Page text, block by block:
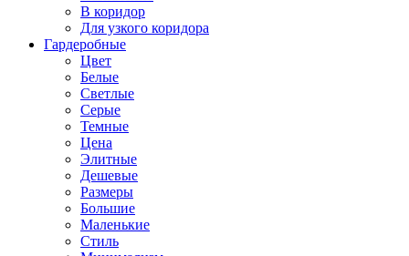
В коридор
Для узкого коридора
Гардеробные
Цвет
Белые
Светлые
Серые
Темные
Цена
Элитные
Дешевые
Размеры
Большие
Маленькие
Стиль